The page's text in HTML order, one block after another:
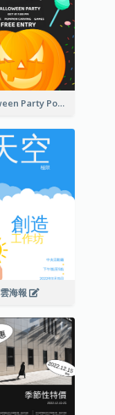
Halloween Party Poster
雲海報